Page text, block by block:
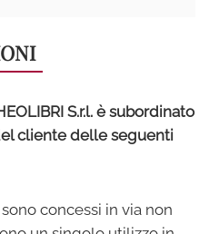
S.r.l. è subordinato
cliente delle seguenti
concessi in via non